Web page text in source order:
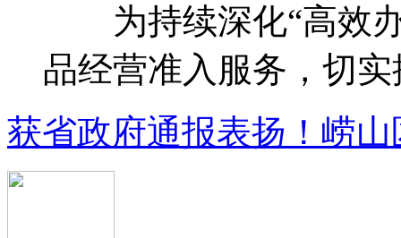
为持续深化“高效办
品经营准入服务，切
获省政府通报表扬！崂